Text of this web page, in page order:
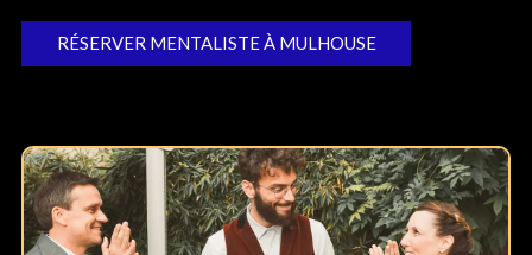
RÉSERVER MENTALISTE À MULHOUSE